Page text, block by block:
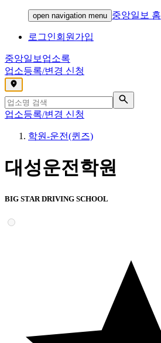
open navigation menu 중앙일보 홈
로그인회원가입
중앙일보 업소록
업소등록/변경 신청
,
업소등록/변경 신청
학원-운전(퀸즈)
대성운전학원
BIG STAR DRIVING SCHOOL